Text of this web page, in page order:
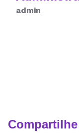
admin